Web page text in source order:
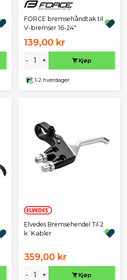
FORCE bremsehåndtak til
V-bremser 16-24"
139,00 kr
- + Kjøp
1-2 hverdager
Elvedes Bremsehendel Til 2
k´Kabler
359,00 kr
- + Kjøp